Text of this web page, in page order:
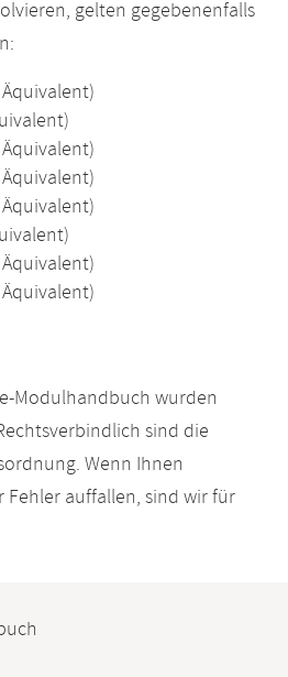
gelten gegebenenfalls
Modulhandbuch wurden
sind die
Wenn Ihnen
auffallen, sind wir für